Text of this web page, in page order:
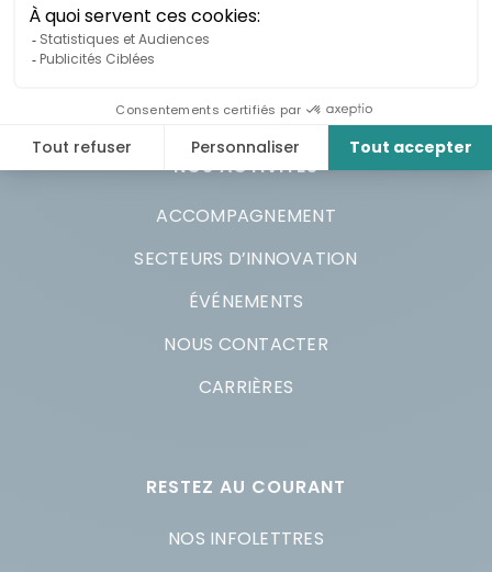
info@esplanade.quebec
NOS ACTIVITÉS
ACCOMPAGNEMENT
SECTEURS D’INNOVATION
ÉVÉNEMENTS
NOUS CONTACTER
CARRIÈRES
RESTEZ AU COURANT
NOS INFOLETTRES